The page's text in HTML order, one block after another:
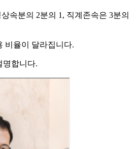
속분의 2분의 1, 직계존속은 3분의
비율이 달라집니다.
명합니다.